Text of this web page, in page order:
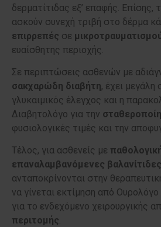
δερματίτιδας εξ’ επαφής. Επίσης,
ασκούν συνεχή τριβή στο δέρμα
επιρρεπές σε
ευαίσθητης περιοχής.
Σε περιπτώσεις ασθενών με
σακχαρώδη διαβήτη, έχει μεγάλη
γλυκαιμικός έλεγχος και η
Διαβητολόγο για την
φυσιολογικές τιμές και την
Τέλος, για ασθενείς με
επαναλαμβανόμενες βαλανίτιδες
ανταποκρίνονται στην
να γίνεται εκτίμηση από
για το ενδεχόμενο χειρουργικής
περιτομής.